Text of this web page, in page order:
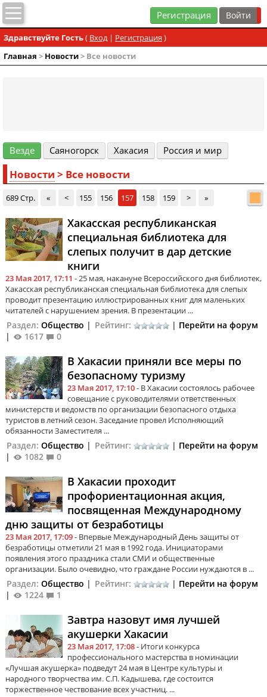
Регистрация
Здравствуйте Гость( Вход| Регистрация )
Главная > Новости> Все новости
Везде Cаяногорск Хакасия Россия и мир
Новости > Все новости
689 Стр. « < 155 156 157 158 159 > »
Хакасская республиканская
специальная библиотека для
слепых получит в дар детские
книги
23 Мая 2017, 17:11 - 25 мая, накануне Всероссийского дня библиотек,
Хакасская республиканская специальная библиотека для слепых
проводит презентацию иллюстрированных книг для маленьких
читателей с нарушением зрения. В презентации ...
Раздел: Общество | Рейтинг: | Перейти на форум
|
1617 0
В Хакасии приняли все меры по
безопасному туризму
23 Мая 2017, 17:10- В Хакасии состоялось рабочее
совещание с руководителями ответственных
министерств и ведомств по организации безопасного отдыха
туристов в летний сезон. Заседание провел Исполняющий
обязанности Заместителя ...
Раздел: Общество | Рейтинг: | Перейти на форум
|
1082 0
В Хакасии проходит
профориентационная акция,
посвященная Международному
дню защиты от безработицы
23 Мая 2017, 17:09- Впервые Международный День защиты от
безработицы отметили 21 мая в 1992 года. Инициаторами
появления этого праздника стали СМИ и общественные
организации. Было очевидно, что граждане России нуждаются в ...
Раздел: Общество | Рейтинг: | Перейти на форум
|
1224 1
Завтра назовут имя лучшей
акушерки Хакасии
23 Мая 2017, 17:08- Итоги конкурса
профессионального мастерства в номинации
«Лучшая акушерка» подведут 24 мая в Центре культуры и
народного творчества им. С.П. Кадышева, где состоится
торжественное чествование всех участниц. ...